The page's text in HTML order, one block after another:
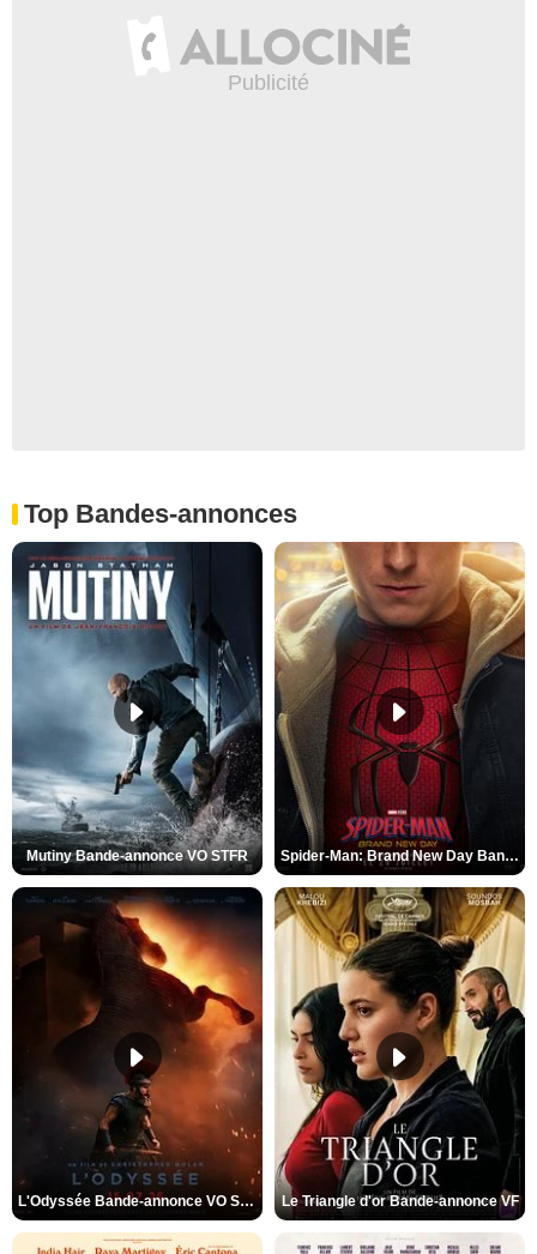
Top Bandes-annonces
Mutiny Bande-annonce VO STFR Spider-Man: Brand New Day Bande-annonce VO STFR
L'Odyssée Bande-annonce VO STFR Le Triangle d'or Bande-annonce VF